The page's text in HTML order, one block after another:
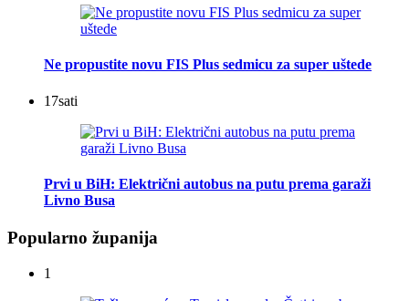
Ne propustite novu FIS Plus sedmicu za super uštede
17sati
Prvi u BiH: Električni autobus na putu prema garaži
Livno Busa
Popularno županija
1